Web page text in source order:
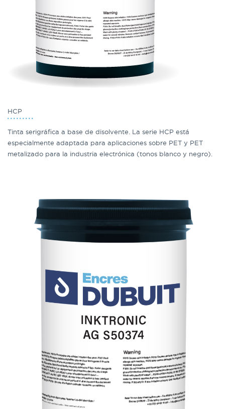
HCP
Tinta serigráfica a base de disolvente. La serie HCP está
especialmente adaptada para aplicaciones sobre PET y PET
metalizado para la industria electrónica (tonos blanco y negro).